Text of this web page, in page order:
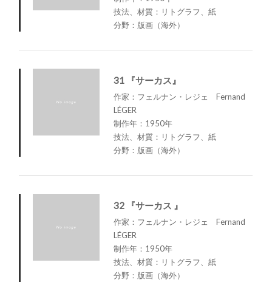
技法、材質：リトグラフ、紙
分野：版画（海外）
31 『サーカス』
作家：フェルナン・レジェ Fernand
LÉGER
制作年：1950年
技法、材質：リトグラフ、紙
分野：版画（海外）
32 『サーカス 』
作家：フェルナン・レジェ Fernand
LÉGER
制作年：1950年
技法、材質：リトグラフ、紙
分野：版画（海外）